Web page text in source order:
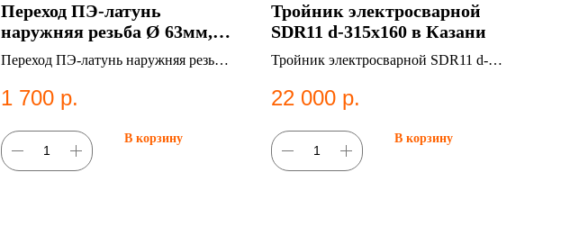
Переход ПЭ-латунь
наружняя резьба Ø 63мм,
НР-2", SDR 11 в Казани
Переход ПЭ-латунь наружняя резьба
Переходы ПЭ-латунь;Наружная
1 700 р.
В корзину
Тройник электросварной
SDR11 d-315х160 в Казани
Тройник электросварной SDR11 d-
водоснабжения.
22 000 р.
В корзину